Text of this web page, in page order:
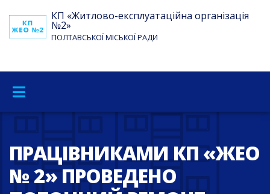
КП «Житлово-експлуатаційна організація
№2»
ПОЛТАВСЬКОЇ МІСЬКОЇ РАДИ
ПРАЦІВНИКАМИ КП «ЖЕО
№ 2» ПРОВЕДЕНО